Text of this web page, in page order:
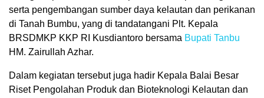
serta pengembangan sumber daya kelautan dan perikanan
di Tanah Bumbu, yang di tandatangani Plt. Kepala
BRSDMKP KKP RI Kusdiantoro bersama Bupati Tanbu
HM. Zairullah Azhar.
Dalam kegiatan tersebut juga hadir Kepala Balai Besar
Riset Pengolahan Produk dan Bioteknologi Kelautan dan